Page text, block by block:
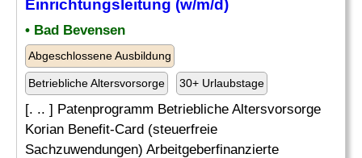
Einrichtungsleitung (w/m/d)
• Bad Bevensen
Abgeschlossene Ausbildung
Betriebliche Altersvorsorge 30+ Urlaubstage
[. .. ] Patenprogramm Betriebliche Altersvorsorge
Korian Benefit-Card (steuerfreie
Sachzuwendungen) Arbeitgeberfinanzierte